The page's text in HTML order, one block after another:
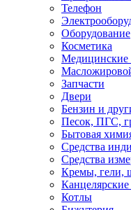
Телефон
Оборудование
Косметика
Медицинские
Запчасти
Двери
Бензин и
Песок, ПГС,
Бытовая
Средства
Средства
Кремы, гели,
Котлы